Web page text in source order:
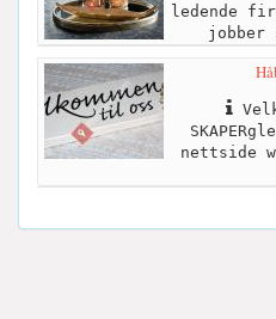
ledende
jobber
nettside